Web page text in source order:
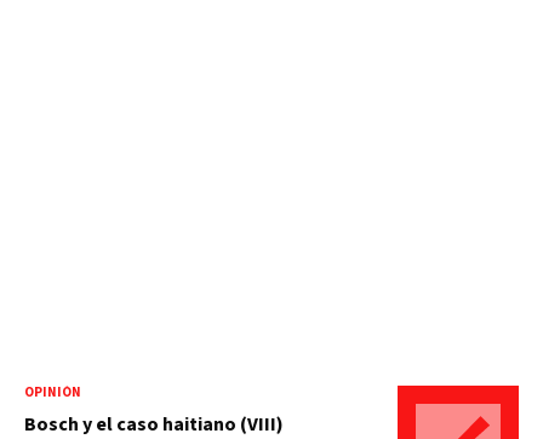
OPINIÓN
Bosch y el caso haitiano (VIII)